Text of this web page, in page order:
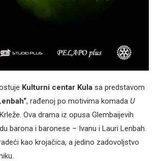
Kulturni centar Kula sa predstavom
, rađenoj po motivima komada U
Ova drama iz opusa Glembaijevih
barona i baronese – Ivanu i Lauri Lenbah.
kao krojačica, a jedino zadovoljstvo